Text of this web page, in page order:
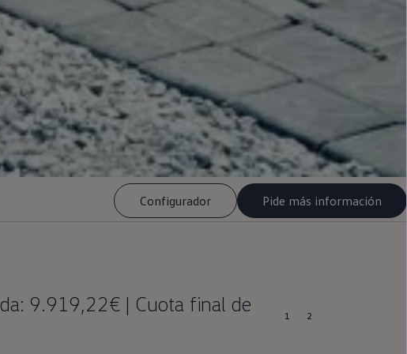
Configurador Pide más información
9.919,22€ | Cuota final de 1 2